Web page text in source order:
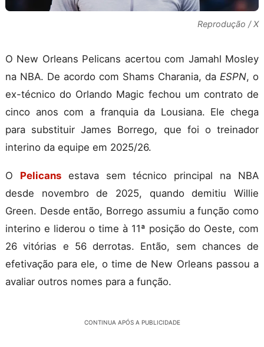
Reprodução / X
O New Orleans Pelicans acertou com Jamahl Mosley
na NBA. De acordo com Shams Charania, da ESPN, o
ex-técnico do Orlando Magic fechou um contrato de
cinco anos com a franquia da Lousiana. Ele chega
para substituir James Borrego, que foi o treinador
interino da equipe em 2025/26.
O Pelicansestava sem técnico principal na NBA
desde novembro de 2025, quando demitiu Willie
Green. Desde então, Borrego assumiu a função como
interino e liderou o time à 11ª posição do Oeste, com
26 vitórias e 56 derrotas. Então, sem chances de
efetivação para ele, o time de New Orleans passou a
avaliar outros nomes para a função.
CONTINUA APÓS A PUBLICIDADE